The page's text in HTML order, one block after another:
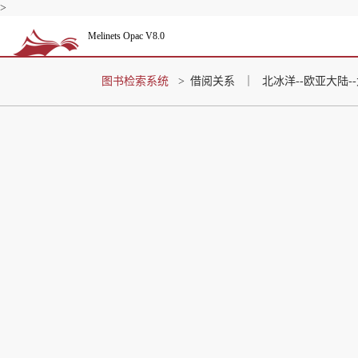
>
Melinets Opac V8.0
图书检索系统 > 借阅关系 北冰洋--欧亚大陆